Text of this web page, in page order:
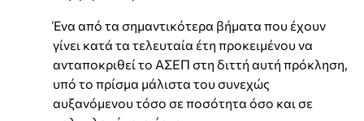
Ένα από τα σημαντικότερα βήματα που έχουν
γίνει κατά τα τελευταία έτη προκειμένου να
ανταποκριθεί το ΑΣΕΠ στη διττή αυτή πρόκληση,
υπό το πρίσμα μάλιστα του συνεχώς
αυξανόμενου τόσο σε ποσότητα όσο και σε